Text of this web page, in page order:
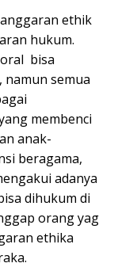
ethik
hukum.
bisa
semua
membenci
anak-
beragama,
adanya
dihukum di
orang yag
ethika